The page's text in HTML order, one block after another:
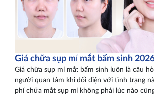
Giá chữa sụp mí mắt bẩm sinh
Giá chữa sụp mí mắt bẩm sinh luôn là câu
người quan tâm khi đối diện với tình trạng
phí chữa mắt sụp mí không phải lúc nào